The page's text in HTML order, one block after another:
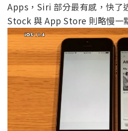
Apps，Siri 部分最有感，快了
Stock 與 App Store 則略慢一